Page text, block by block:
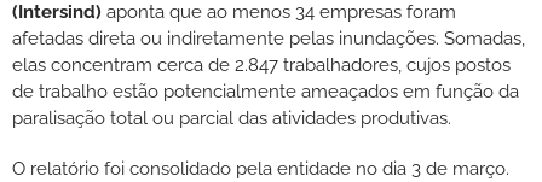
(Intersind) aponta que ao menos 34 empresas foram
afetadas direta ou indiretamente pelas inundações. Somadas,
elas concentram cerca de 2.847 trabalhadores, cujos postos
de trabalho estão potencialmente ameaçados em função da
paralisação total ou parcial das atividades produtivas.
O relatório foi consolidado pela entidade no dia 3 de março.